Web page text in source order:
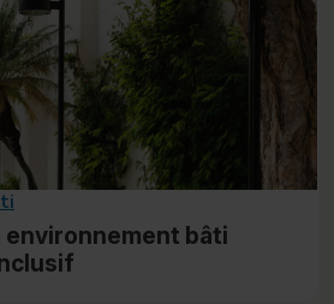
environnement bâti